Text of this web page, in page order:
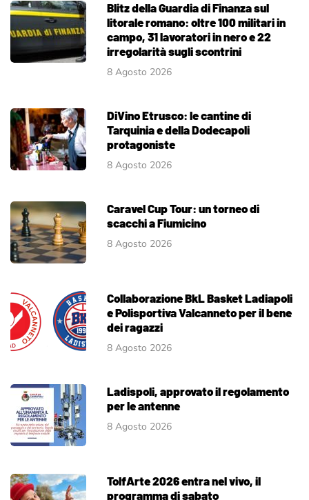
Blitz della Guardia di Finanza sul
litorale romano: oltre 100 militari in
campo, 31 lavoratori in nero e 22
irregolarità sugli scontrini
8 Agosto 2026
DiVino Etrusco: le cantine di
Tarquinia e della Dodecapoli
protagoniste
8 Agosto 2026
Caravel Cup Tour: un torneo di
scacchi a Fiumicino
8 Agosto 2026
Collaborazione BkL Basket Ladiapoli
e Polisportiva Valcanneto per il bene
dei ragazzi
8 Agosto 2026
Ladispoli, approvato il regolamento
per le antenne
8 Agosto 2026
TolfArte 2026 entra nel vivo, il
programma di sabato